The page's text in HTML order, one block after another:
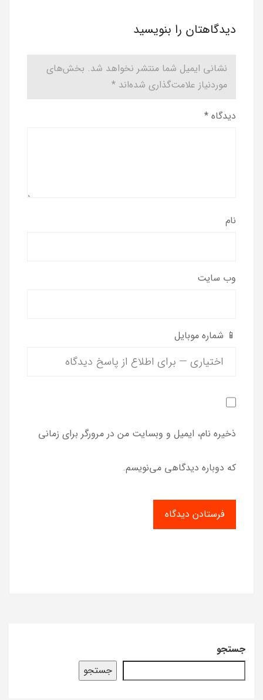
دیدگاهتان را بنویسید
نشانی ایمیل شما منتشر نخواهد شد. بخش‌های
موردنیاز علامت‌گذاری شده‌اند *
دیدگاه *
نام
وب‌ سایت
📱 شماره موبایل
ذخیره نام، ایمیل و وبسایت من در مرورگر برای زمانی
که دوباره دیدگاهی می‌نویسم.
جستجو
جستجو